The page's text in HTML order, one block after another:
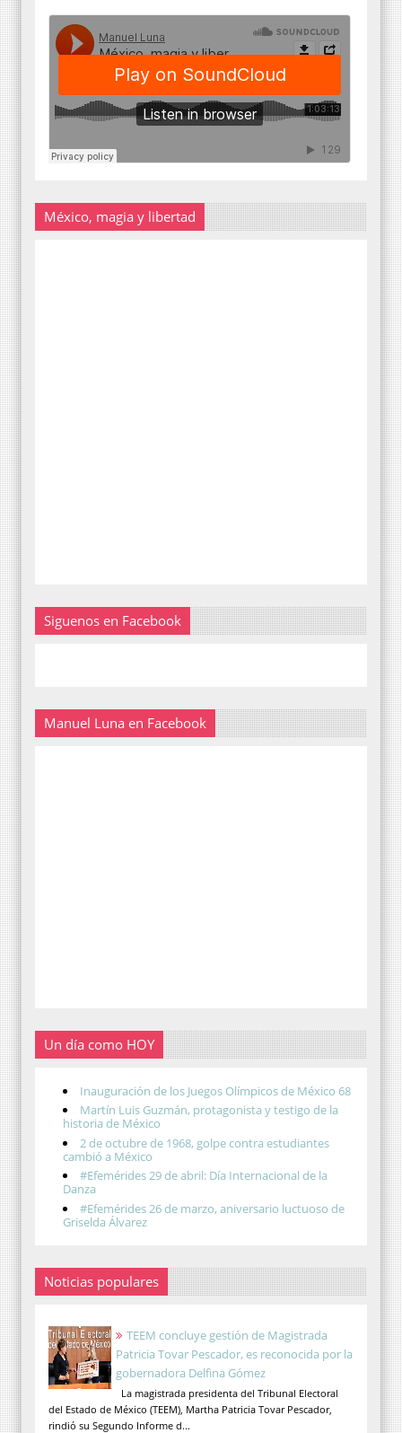
México, magia y libertad
Siguenos en Facebook
Manuel Luna en Facebook
Un día como HOY
Inauguración de los Juegos Olímpicos de México 68
Martín Luis Guzmán, protagonista y testigo de la
historia de México
2 de octubre de 1968, golpe contra estudiantes
cambió a México
#Efemérides 29 de abril: Día Internacional de la
Danza
#Efemérides 26 de marzo, aniversario luctuoso de
Griselda Álvarez
Noticias populares
TEEM concluye gestión de Magistrada
Patricia Tovar Pescador, es reconocida por la
gobernadora Delfina Gómez
La magistrada presidenta del Tribunal Electoral
del Estado de México (TEEM), Martha Patricia Tovar Pescador,
rindió su Segundo Informe d...